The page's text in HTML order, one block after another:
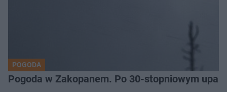
POGODA
Pogoda w Zakopanem. Po 30-stopniowym